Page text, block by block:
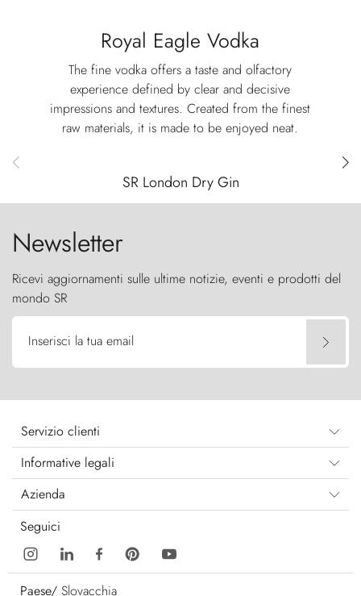
Royal Eagle Vodka
The fine vodka offers a taste and olfactory
experience defined by clear and decisive
impressions and textures. Created from the finest
raw materials, it is made to be enjoyed neat.
SR London Dry Gin
Newsletter
Ricevi aggiornamenti sulle ultime notizie, eventi e prodotti del
mondo SR
Inserisci la tua email
Servizio clienti
Informative legali
Azienda
Seguici
Paese/ Slovacchia